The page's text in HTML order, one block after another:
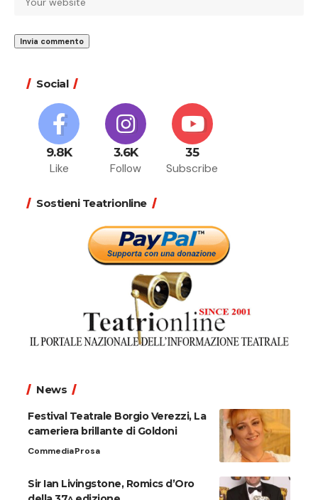
Social
9.8K
Like
3.6K
Follow
35
Subscribe
Sostieni Teatrionline
News
Festival Teatrale Borgio Verezzi, La
cameriera brillante di Goldoni
CommediaProsa
Sir Ian Livingstone, Romics d’Oro